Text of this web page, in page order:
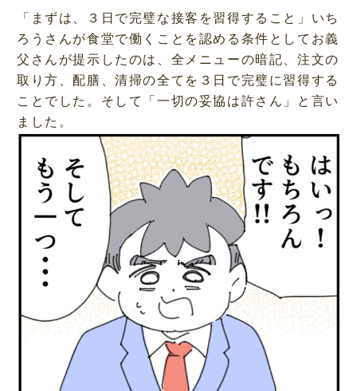
「まずは、３日で完璧な接客を習得すること」いち
ろうさんが食堂で働くことを認める条件としてお義
父さんが提示したのは、全メニューの暗記、注文の
取り方、配膳、清掃の全てを３日で完璧に習得する
ことでした。そして「一切の妥協は許さん」と言い
ました。